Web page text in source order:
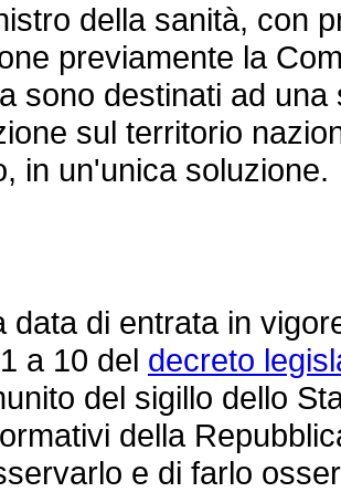
della sanità, con
previamente la
sono destinati ad
sul territorio
in un'unica soluzione.
di entrata in
a 10 del decreto
del sigillo dello
della
e di farlo